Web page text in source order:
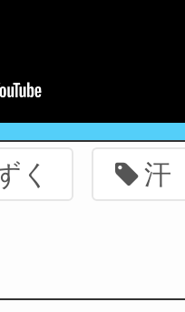
く 汗